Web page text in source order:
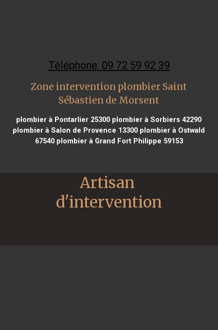
Téléphone: 09 72 59 92 39
Zone intervention plombier Saint
Sébastien de Morsent
plombier à Pontarlier 25300 plombier à Sorbiers 42290
plombier à Salon de Provence 13300 plombier à Ostwald
67540plombier à Grand Fort Philippe 59153
Artisan
d'intervention